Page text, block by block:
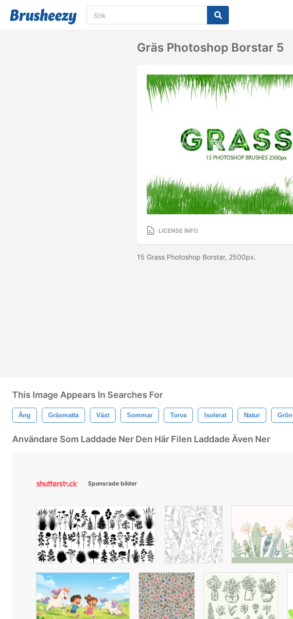
Gräs Photoshop Borstar 5
LICENSE INFO
15 Grass Photoshop Borstar, 2500px.
This Image Appears In Searches For
Äng Gräsmatta Växt Sommar Torva Isolerat Natur Grön
Användare Som Laddade Ner Den Här Filen Laddade Även Ner
Sponsrade bilder